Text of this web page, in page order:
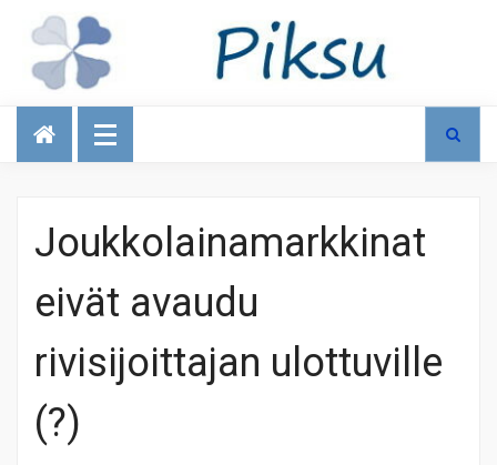
Talous
Joukkolainamarkkinat
eivät avaudu
rivisijoittajan ulottuville
(?)